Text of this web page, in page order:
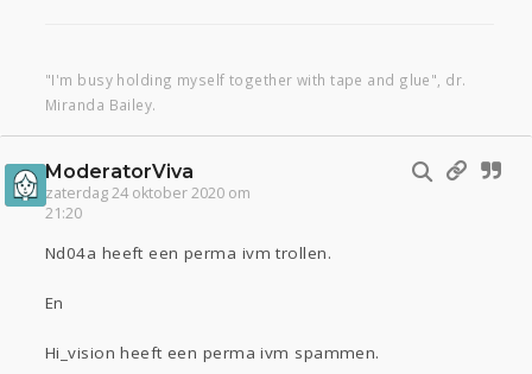
"I'm busy holding myself together with tape and glue", dr.
Miranda Bailey.
ModeratorViva
zaterdag 24 oktober 2020 om
21:20
Nd04a heeft een perma ivm trollen.
En
Hi_vision heeft een perma ivm spammen.